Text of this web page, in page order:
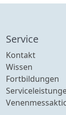
Service
Kontakt
Wissen
Fortbildungen